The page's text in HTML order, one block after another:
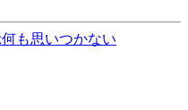
何も思いつかない